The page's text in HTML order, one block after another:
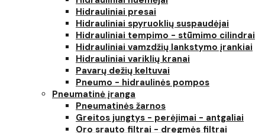
Hidrauliniai presai
Hidrauliniai spyruoklių suspaudėjai
Hidrauliniai tempimo - stūmimo cilindrai
Hidrauliniai vamzdžių lankstymo įrankiai
Hidrauliniai variklių kranai
Pavarų dežių keltuvai
Pneumo - hidraulinės pompos
Pneumatinė įranga
Pneumatinės žarnos
Greitos jungtys - perėjimai - antgaliai
Oro srauto filtrai - dregmės filtrai